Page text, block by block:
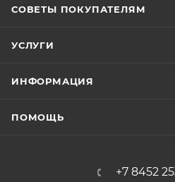
СОВЕТЫ ПОКУПАТЕЛЯМ
УСЛУГИ
ИНФОРМАЦИЯ
ПОМОЩЬ
+7 8452